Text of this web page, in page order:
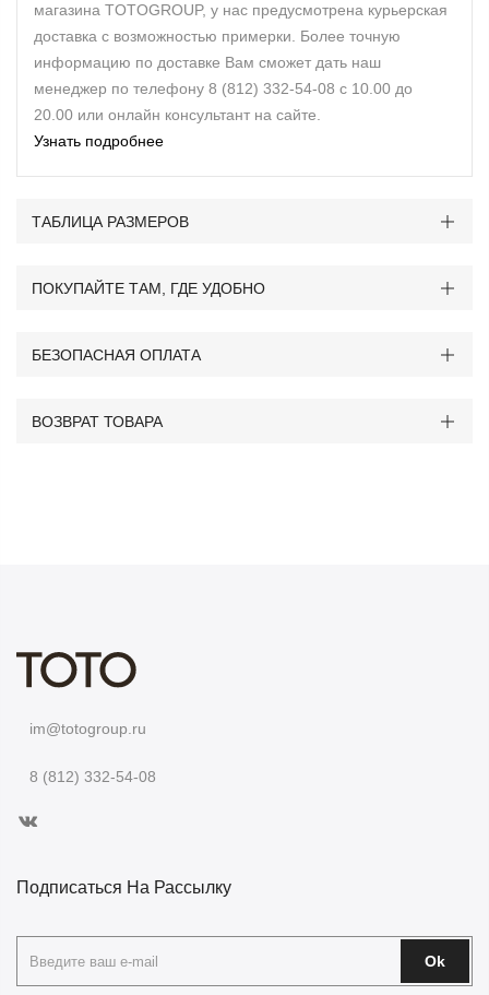
магазина TOTOGROUP, у нас предусмотрена курьерская
доставка с возможностью примерки. Более точную
информацию по доставке Вам сможет дать наш
менеджер по телефону 8 (812) 332-54-08 с 10.00 до
20.00 или онлайн консультант на сайте.
Узнать подробнее
ТАБЛИЦА РАЗМЕРОВ
ПОКУПАЙТЕ ТАМ, ГДЕ УДОБНО
БЕЗОПАСНАЯ ОПЛАТА
ВОЗВРАТ ТОВАРА
im@totogroup.ru
8 (812) 332-54-08
Подписаться На Рассылку
Ok